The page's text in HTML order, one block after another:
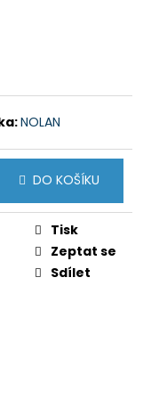
NOLAN
DO KOŠÍKU
Tisk
Zeptat se
Sdílet